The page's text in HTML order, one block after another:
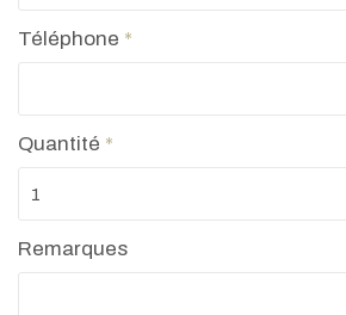
Téléphone *
Quantité *
Remarques